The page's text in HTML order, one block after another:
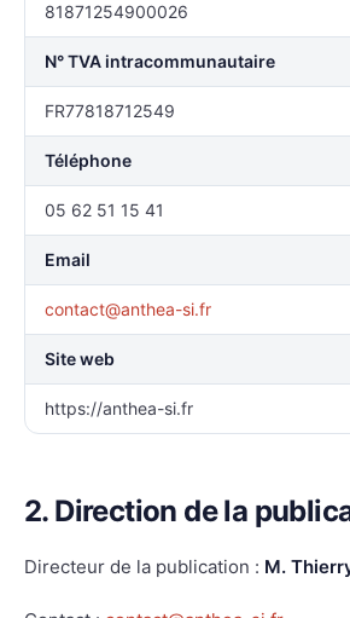
81871254900026
N° TVA intracommunautaire
FR77818712549
Téléphone
05 62 51 15 41
Email
contact@anthea-si.fr
Site web
https://anthea-si.fr
2. Direction de la
Directeur de la publication : M.